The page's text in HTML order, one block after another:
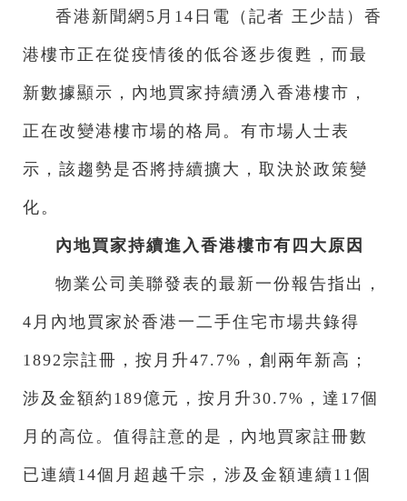
香港新聞網5月14日電（記者 王少喆）香
港樓市正在從疫情後的低谷逐步復甦，而最
新數據顯示，內地買家持續湧入香港樓市，
正在改變港樓市場的格局。有市場人士表
示，該趨勢是否將持續擴大，取決於政策變
化。
內地買家持續進入香港樓市有四大原因
物業公司美聯發表的最新一份報告指出，
4月內地買家於香港一二手住宅市場共錄得
1892宗註冊，按月升47.7%，創兩年新高；
涉及金額約189億元，按月升30.7%，達17個
月的高位。值得註意的是，內地買家註冊數
已連續14個月超越千宗，涉及金額連續11個